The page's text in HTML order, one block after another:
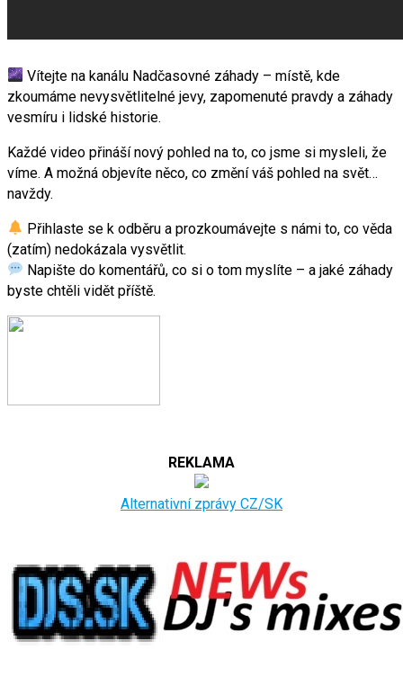
Vítejte na kanálu Nadčasovné záhady – místě, kde
zkoumáme nevysvětlitelné jevy, zapomenuté pravdy a záhady
vesmíru i lidské historie.
Každé video přináší nový pohled na to, co jsme si mysleli, že
víme. A možná objevíte něco, co změní váš pohled na svět…
navždy.
Přihlaste se k odběru a prozkoumávejte s námi to, co věda
(zatím) nedokázala vysvětlit.
Napište do komentářů, co si o tom myslíte – a jaké záhady
byste chtěli vidět příště.
REKLAMA
Alternativní zprávy CZ/SK